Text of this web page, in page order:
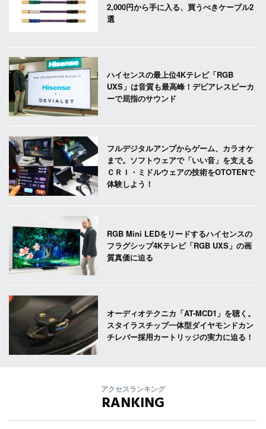
2,000円から手に入る、買うべきケーブル2
選
ハイセンスの最上位4Kテレビ「RGB
UXS」は音質も最高峰！デビアレスピーカ
ーで屈指のサウンド
フルデジタルアンプからゲーム、カラオケ
まで。ソフトウェアで「いい音」を支える
ＣＲＩ・ミドルウェアの技術をOTOTENで
体験しよう！
RGB Mini LEDをリードするハイセンスの
フラグシップ4Kテレビ「RGB UXS」の画
質真価に迫る
オーディオテクニカ「AT-MCD1」を聴く。
スタイラスチップ一体型ダイヤモンドカン
チレバー採用カートリッジの実力に迫る！
アクセスランキング
RANKING